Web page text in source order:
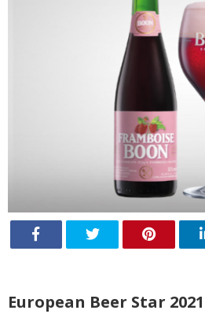
European Beer Star 2021